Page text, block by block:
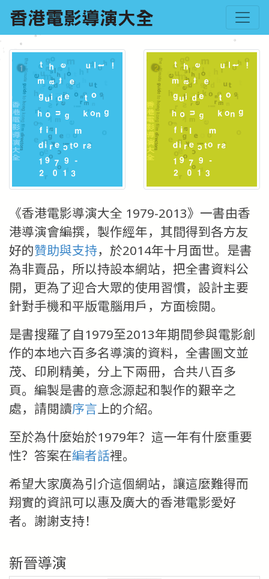
《香港電影導演大全 1979-2013》一書由香
港導演會編撰，製作經年，其間得到各方友
好的贊助與支持，於2014年十月面世。是書
為非賣品，所以持設本網站，把全書資料公
開，更為了迎合大眾的使用習慣，設計主要
針對手機和平版電腦用戶，方面檢閱。
是書搜羅了自1979至2013年期間參與電影創
作的本地六百多名導演的資料，全書圖文並
茂、印刷精美，分上下兩冊，合共八百多
頁。編製是書的意念源起和製作的艱辛之
處，請閱讀序言上的介紹。
至於為什麼始於1979年？這一年有什麼重要
性？答案在編者話裡。
希望大家廣為引介這個網站，讓這麼難得而
翔實的資訊可以惠及廣大的香港電影愛好
者。謝謝支持！
新晉導演